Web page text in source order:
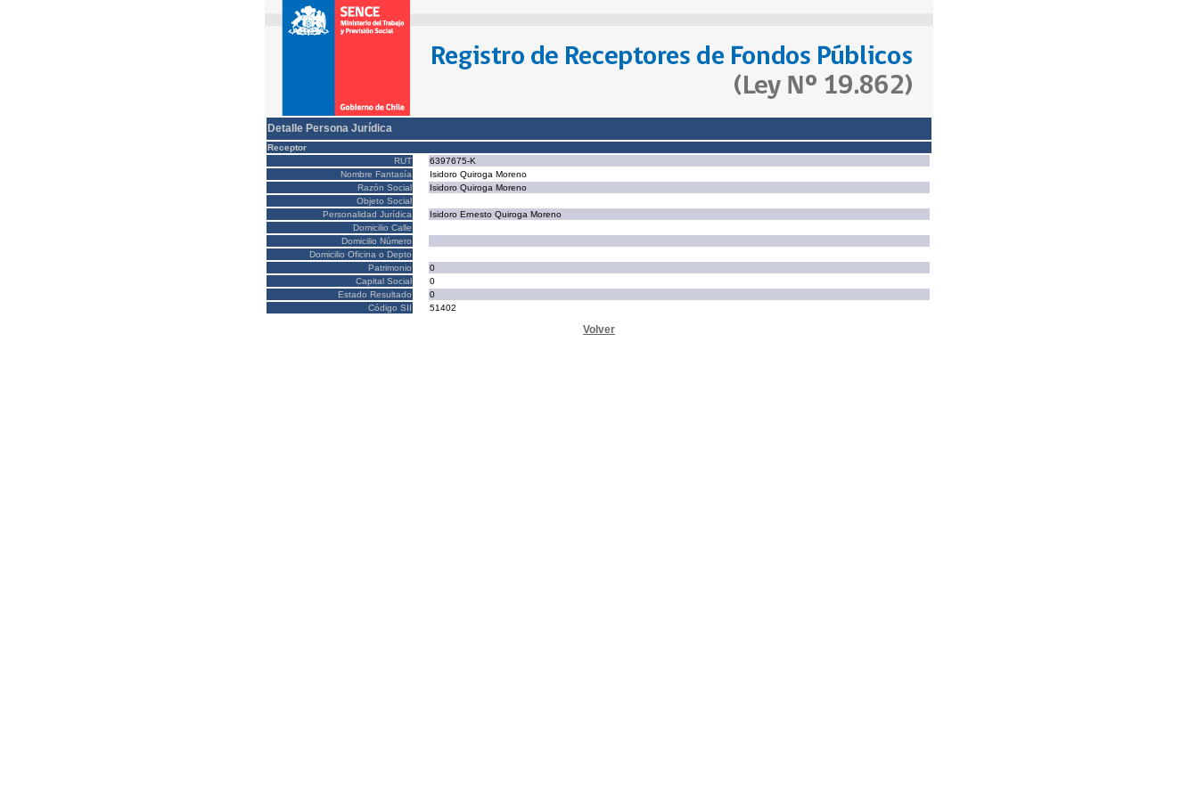
Detalle Persona Jurídica
Receptor
RUT
6397675-K
Nombre Fantasía
Isidoro Quiroga Moreno
Razón Social
Isidoro Quiroga Moreno
Objeto Social
Personalidad Jurídica
Isidoro Ernesto Quiroga Moreno
Domicilio Calle
Domicilio Número
Domicilio Oficina o Depto
Patrimonio
0
Capital Social
0
Estado Resultado
0
Código SII
51402
Volver